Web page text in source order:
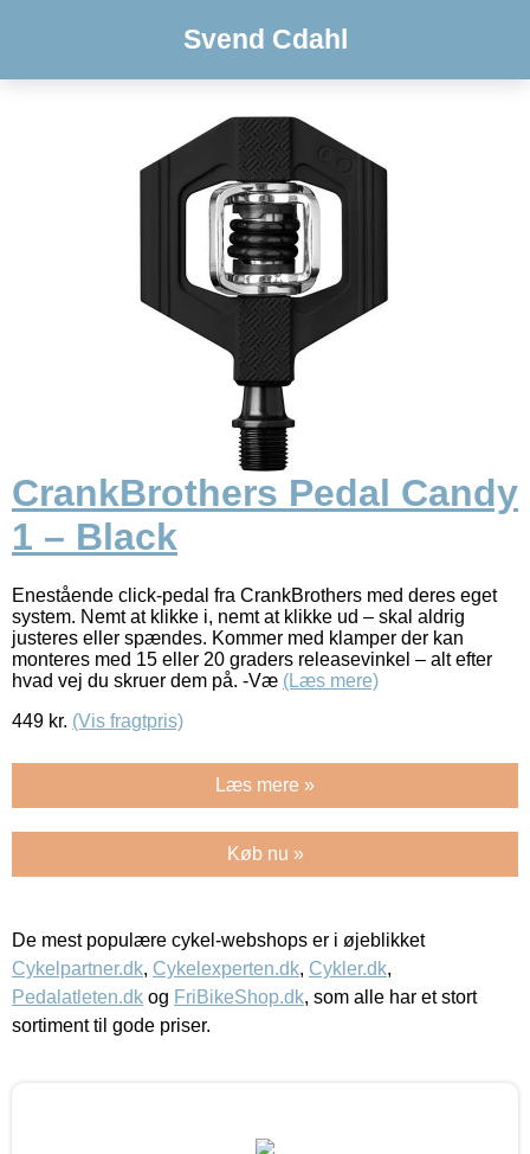
Svend Cdahl
CrankBrothers Pedal Candy
1 – Black
Enestående click-pedal fra CrankBrothers med deres eget
system. Nemt at klikke i, nemt at klikke ud – skal aldrig
justeres eller spændes. Kommer med klamper der kan
monteres med 15 eller 20 graders releasevinkel – alt efter
hvad vej du skruer dem på. -Væ (Læs mere)
449 kr. (Vis fragtpris)
Læs mere »
Køb nu »
De mest populære cykel-webshops er i øjeblikket
Cykelpartner.dk, Cykelexperten.dk, Cykler.dk,
Pedalatleten.dk og FriBikeShop.dk, som alle har et stort
sortiment til gode priser.